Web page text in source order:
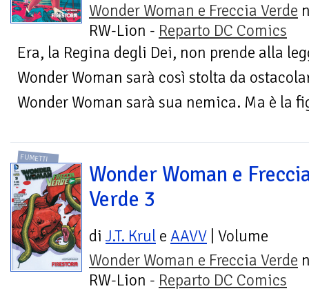
Wonder Woman e Freccia Verde
RW-Lion - Reparto DC Comics
Era, la Regina degli Dei, non prende alla
Wonder Woman sarà così stolta da
Wonder Woman sarà sua nemica. Ma è la
FUMETTI
Wonder Woman e
Verde 3
di J.T. Krul e AAVV | Volume
Wonder Woman e Freccia Verde
RW-Lion - Reparto DC Comics